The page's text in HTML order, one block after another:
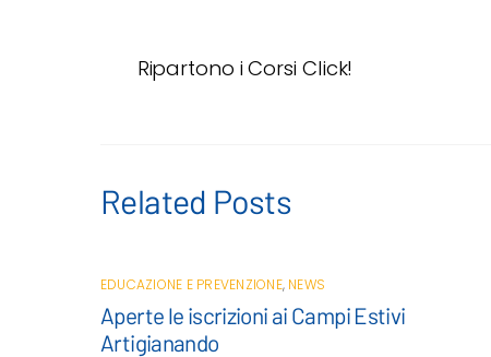
b
t
s
i
Ripartono i Corsi Click!
Related Posts
EDUCAZIONE E PREVENZIONE, NEWS
Aperte le iscrizioni ai Campi Estivi
Artigianando